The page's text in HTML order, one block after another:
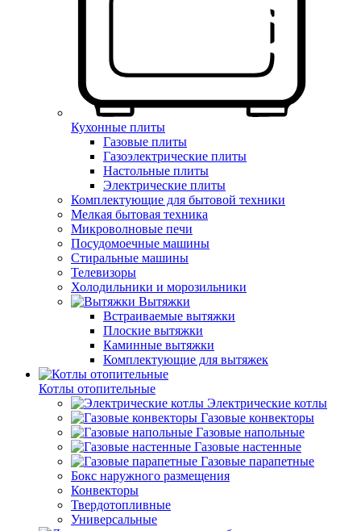
Кухонные плиты
Газовые плиты
Газоэлектрические плиты
Настольные плиты
Электрические плиты
Комплектующие для бытовой техники
Мелкая бытовая техника
Микроволновые печи
Посудомоечные машины
Стиральные машины
Телевизоры
Холодильники и морозильники
Вытяжки
Встраиваемые вытяжки
Плоские вытяжки
Каминные вытяжки
Комплектующие для вытяжек
Котлы отопительные
Электрические котлы
Газовые конвекторы
Газовые напольные
Газовые настенные
Газовые парапетные
Бокс наружного размещения
Конвекторы
Твердотопливные
Универсальные